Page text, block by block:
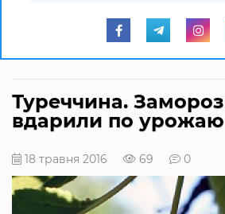
Туреччина.
вдарили по
18 травня 2016 69 0